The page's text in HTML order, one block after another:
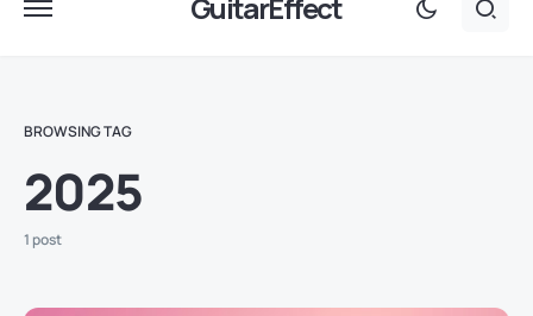
BROWSING TAG
2025
1 post